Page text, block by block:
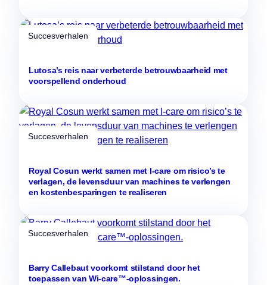
Succesverhalen
Lutosa’s reis naar verbeterde betrouwbaarheid met
voorspellend onderhoud
Succesverhalen
Royal Cosun werkt samen met I-care om risico’s te
verlagen, de levensduur van machines te verlengen
en kostenbesparingen te realiseren
Succesverhalen
Barry Callebaut voorkomt stilstand door het
toepassen van Wi-care™-oplossingen.